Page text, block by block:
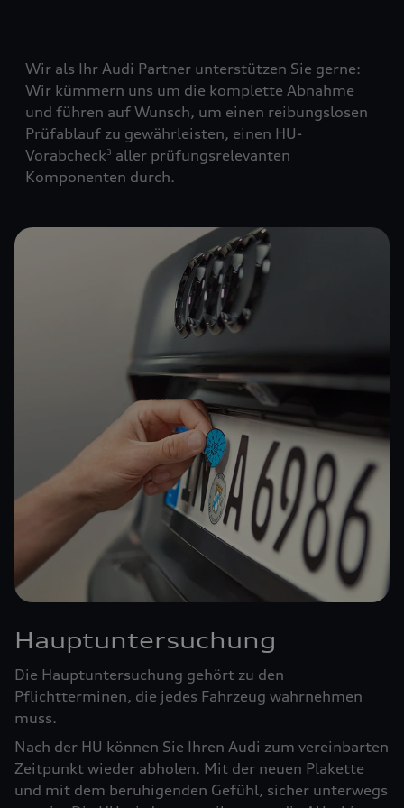
Wir als Ihr Audi Partner unterstützen Sie gerne:
Wir kümmern uns um die komplette Abnahme
und führen auf Wunsch, um einen reibungslosen
Prüfablauf zu gewährleisten, einen HU-
Vorabcheck3 aller prüfungsrelevanten
Komponenten durch.
Hauptuntersuchung
Die Hauptuntersuchung gehört zu den
Pflichtterminen, die jedes Fahrzeug wahrnehmen
muss.
Nach der HU können Sie Ihren Audi zum vereinbarten
Zeitpunkt wieder abholen. Mit der neuen Plakette
und mit dem beruhigenden Gefühl, sicher unterwegs